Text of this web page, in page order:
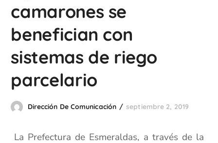
camarones se
benefician con
sistemas de riego
parcelario
Dirección De Comunicación septiembre 2, 2019
La Prefectura de Esmeraldas, a través de la